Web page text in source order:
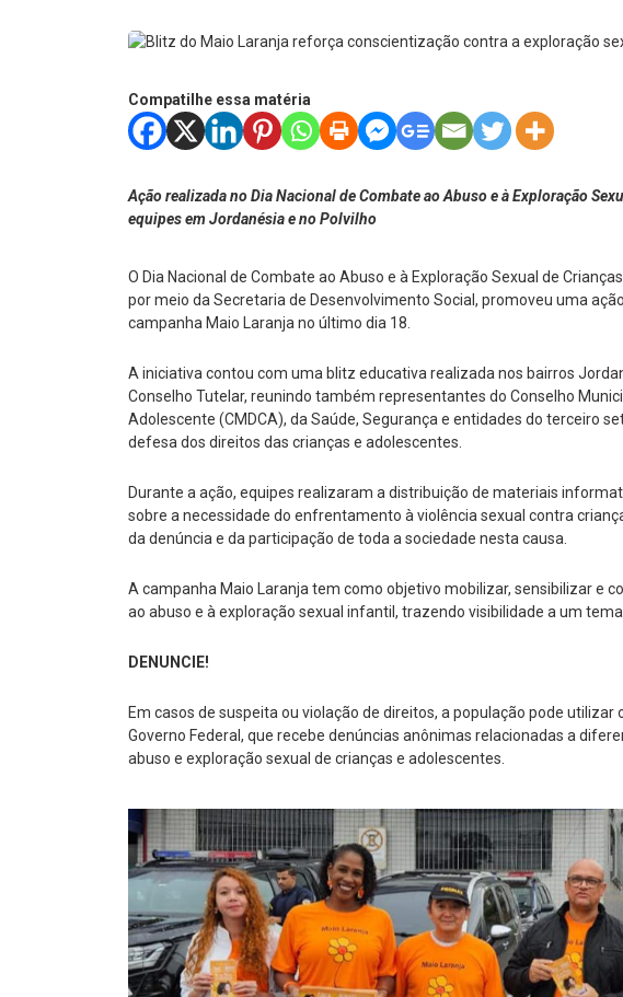
Compatilhe essa matéria
Ação realizada no Dia Nacional de Combate ao Abuso e à Exploração
equipes em Jordanésia e no Polvilho
O Dia Nacional de Combate ao Abuso e à Exploração Sexual de
por meio da Secretaria de Desenvolvimento Social, promoveu uma
campanha Maio Laranja no último dia 18.
A iniciativa contou com uma blitz educativa realizada nos bairros
Conselho Tutelar, reunindo também representantes do Conselho
Adolescente (CMDCA), da Saúde, Segurança e entidades do terceiro
defesa dos direitos das crianças e adolescentes.
Durante a ação, equipes realizaram a distribuição de materiais
sobre a necessidade do enfrentamento à violência sexual contra
da denúncia e da participação de toda a sociedade nesta causa.
A campanha Maio Laranja tem como objetivo mobilizar, sensibilizar e
ao abuso e à exploração sexual infantil, trazendo visibilidade a um
DENUNCIE!
Em casos de suspeita ou violação de direitos, a população pode utilizar
Governo Federal, que recebe denúncias anônimas relacionadas a
abuso e exploração sexual de crianças e adolescentes.